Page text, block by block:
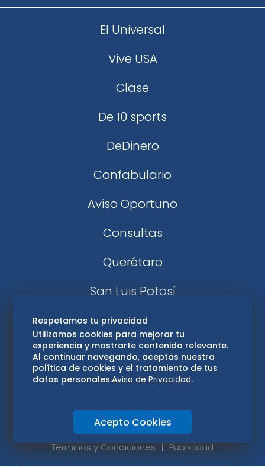
El Universal
Vive USA
Clase
De 10 sports
DeDinero
Confabulario
Aviso Oportuno
Consultas
Querétaro
San Luis Potosí
Edomex
Consultas
Hidalgo
Oaxaca
Aviso de privacidad
Directorio
Términos y Condiciones
Publicidad
Respetamos tu privacidad
Utilizamos cookies para mejorar tu
experiencia y mostrarte contenido relevante.
Al continuar navegando, aceptas nuestra
política de cookies y el tratamiento de tus
datos personales.Aviso de Privacidad.
Acepto Cookies